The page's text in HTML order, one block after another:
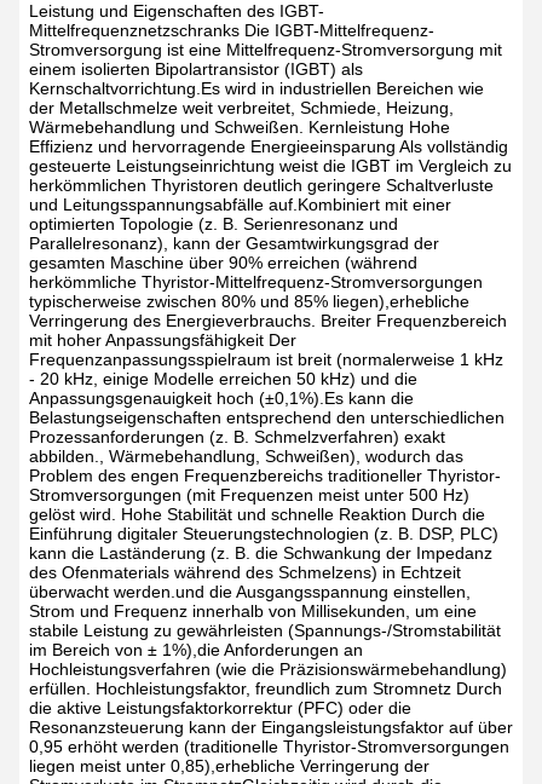
Leistung und Eigenschaften des IGBT-
Mittelfrequenznetzschranks Die IGBT-Mittelfrequenz-
Stromversorgung ist eine Mittelfrequenz-Stromversorgung mit
einem isolierten Bipolartransistor (IGBT) als
Kernschaltvorrichtung.Es wird in industriellen Bereichen wie
der Metallschmelze weit verbreitet, Schmiede, Heizung,
Wärmebehandlung und Schweißen.
Kernleistung Hohe
Effizienz und hervorragende Energieeinsparung Als vollständig
gesteuerte Leistungseinrichtung weist die IGBT im Vergleich zu
herkömmlichen Thyristoren deutlich geringere Schaltverluste
und Leitungsspannungsabfälle auf.Kombiniert mit einer
optimierten Topologie (z. B. Serienresonanz und
Parallelresonanz), kann der Gesamtwirkungsgrad der
gesamten Maschine über 90% erreichen (während
herkömmliche Thyristor-Mittelfrequenz-Stromversorgungen
typischerweise zwischen 80% und 85% liegen),erhebliche
Verringerung des Energieverbrauchs. Breiter Frequenzbereich
mit hoher Anpassungsfähigkeit Der
Frequenzanpassungsspielraum ist breit (normalerweise 1 kHz
- 20 kHz, einige Modelle erreichen 50 kHz) und die
Anpassungsgenauigkeit hoch (±0,1%).Es kann die
Belastungseigenschaften entsprechend den unterschiedlichen
Prozessanforderungen (z. B. Schmelzverfahren) exakt
abbilden., Wärmebehandlung, Schweißen), wodurch das
Problem des engen Frequenzbereichs traditioneller Thyristor-
Stromversorgungen (mit Frequenzen meist unter 500 Hz)
gelöst wird.
Hohe Stabilität und schnelle Reaktion Durch die
Einführung digitaler Steuerungstechnologien (z. B. DSP, PLC)
kann die Laständerung (z. B. die Schwankung der Impedanz
des Ofenmaterials während des Schmelzens) in Echtzeit
überwacht werden.und die Ausgangsspannung einstellen,
Strom und Frequenz innerhalb von Millisekunden, um eine
stabile Leistung zu gewährleisten (Spannungs-/Stromstabilität
im Bereich von ± 1%),die Anforderungen an
Hochleistungsverfahren (wie die Präzisionswärmebehandlung)
erfüllen.
Hochleistungsfaktor, freundlich zum Stromnetz Durch
die aktive Leistungsfaktorkorrektur (PFC) oder die
Resonanzsteuerung kann der Eingangsleistungsfaktor auf über
0,95 erhöht werden (traditionelle Thyristor-Stromversorgungen
liegen meist unter 0,85),erhebliche Verringerung der